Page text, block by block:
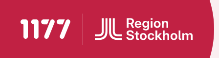
Till startsidan för 1177